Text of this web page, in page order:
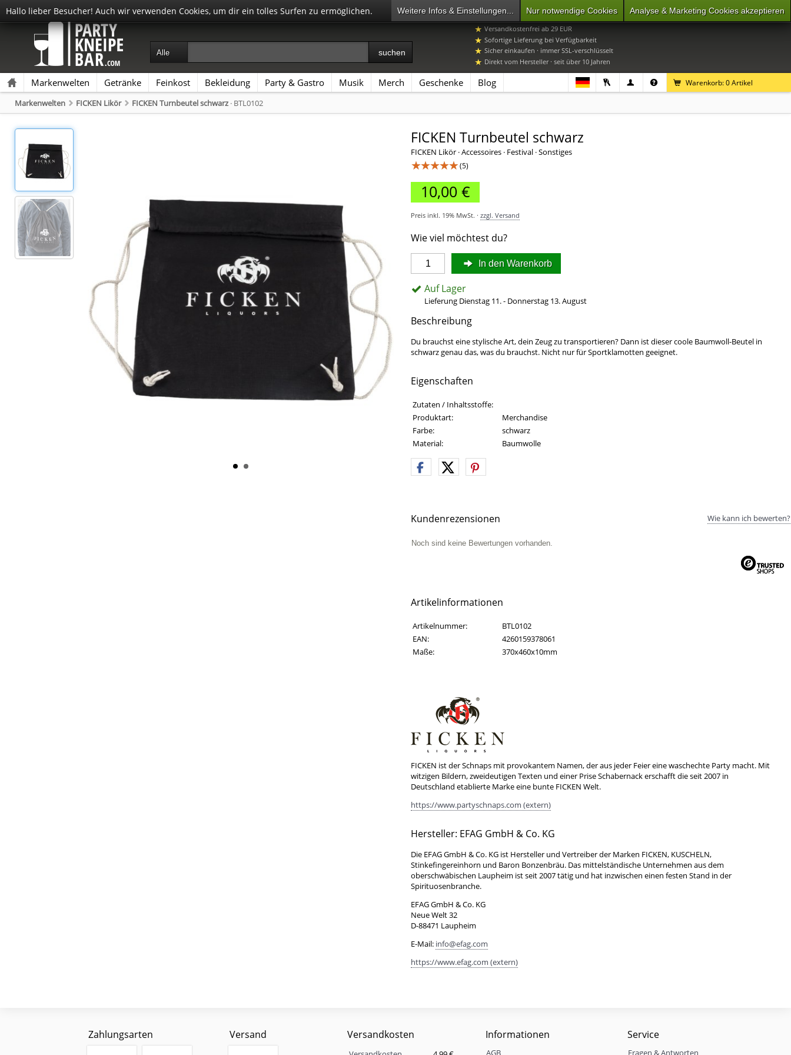
Warenkorb:0Artikel
Markenwelten Getränke Feinkost Bekleidung Party & Gastro Musik Merch Geschenke Blog
07392 96649-0 Mo-Do 9-16 Uhr, Fr 9-15 Uhr
Versandkostenfrei ab 29 EUR
Sofortige Lieferung bei Verfügbarkeit
Sicher einkaufen · immer SSL-verschlüsselt
Direkt vom Hersteller · seit über 10 Jahren
Markenwelten FICKEN Likör FICKEN Turnbeutel schwarz · BTL0102
FICKEN Turnbeutel schwarz
FICKEN Likör · Accessoires · Festival · Sonstiges
★★★★★(5)
10,00 €
Preis inkl. 19% MwSt. · zzgl. Versand
Wie viel möchtest du?
In den Warenkorb
Auf Lager
Lieferung Dienstag 11. - Donnerstag 13. August
Beschreibung
Du brauchst eine stylische Art, dein Zeug zu transportieren? Dann ist dieser coole Baumwoll-Beutel in
schwarz genau das, was du brauchst. Nicht nur für Sportklamotten geeignet.
Eigenschaften
Eigenschaften des Produkts
Eigenschaft Wert
Zutaten / Inhaltsstoffe:
Produktart:
Merchandise
Farbe:
schwarz
Material:
Baumwolle
Kundenrezensionen Wie kann ich bewerten?
Noch sind keine Bewertungen vorhanden.
Artikelinformationen
Artikelinformationen
Eigenschaft Wert
Artikelnummer:
BTL0102
EAN:
4260159378061
Maße:
370x460x10mm
FICKEN ist der Schnaps mit provokantem Namen, der aus jeder Feier eine waschechte Party macht. Mit
witzigen Bildern, zweideutigen Texten und einer Prise Schabernack erschafft die seit 2007 in
Deutschland etablierte Marke eine bunte FICKEN Welt.
https://www.partyschnaps.com (extern)
Hersteller: EFAG GmbH & Co. KG
Die EFAG GmbH & Co. KG ist Hersteller und Vertreiber der Marken FICKEN, KUSCHELN,
Stinkefingereinhorn und Baron Bonzenbräu. Das mittelständische Unternehmen aus dem
oberschwäbischen Laupheim ist seit 2007 tätig und hat inzwischen einen festen Stand in der
Spirituosenbranche.
EFAG GmbH & Co. KG
Neue Welt 32
D-88471 Laupheim
E-Mail: info@efag.com
https://www.efag.com (extern)
Zahlungsarten Versand Versandkosten
Versandkosten
Informationen
AGB
Service
Fragen & Antworten
Hallo lieber Besucher! Auch wir verwenden Cookies, um dir ein tolles Surfen zu ermöglichen. Analyse & Marketing Cookies akzeptieren
Nur notwendige Cookies
Weitere Infos & Einstellungen...